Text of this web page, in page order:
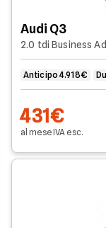
Audi Q3
2.0 tdi Business
Anticipo 4.918€
431€
al meseIVA esc.